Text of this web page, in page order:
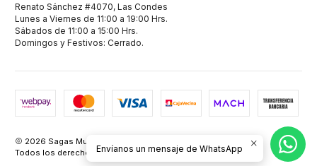
Renato Sánchez #4070, Las Condes
Lunes a Viernes de 11:00 a 19:00 Hrs.
Sábados de 11:00 a 15:00 Hrs.
Domingos y Festivos: Cerrado.
2026 Sagas Music Shop Instrumentos Musicales.
Todos los derechos reservados. Desarrollado por Jumpseller
Envíanos un mensaje de WhatsApp